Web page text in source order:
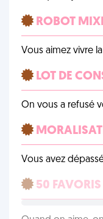
ROBOT
Vous aimez vivre
LOT DE
On vous a refusé
Vous avez
50 FAVORIS